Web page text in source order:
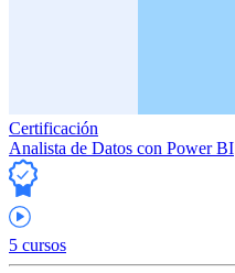
Certificación
Analista de Datos con Power BI
5 cursos